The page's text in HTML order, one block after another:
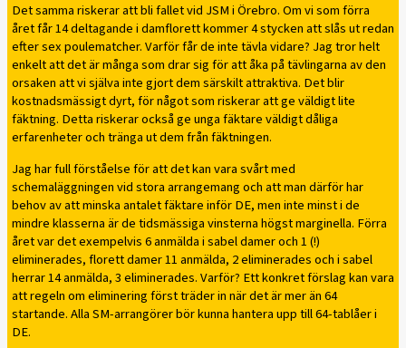
Det samma riskerar att bli fallet vid JSM i Örebro. Om vi som förra
året får 14 deltagande i damflorett kommer 4 stycken att slås ut redan
efter sex poulematcher. Varför får de inte tävla vidare? Jag tror helt
enkelt att det är många som drar sig för att åka på tävlingarna av den
orsaken att vi själva inte gjort dem särskilt attraktiva. Det blir
kostnadsmässigt dyrt, för något som riskerar att ge väldigt lite
fäktning. Detta riskerar också ge unga fäktare väldigt dåliga
erfarenheter och tränga ut dem från fäktningen.
Jag har full förståelse för att det kan vara svårt med
schemaläggningen vid stora arrangemang och att man därför har
behov av att minska antalet fäktare inför DE, men inte minst i de
mindre klasserna är de tidsmässiga vinsterna högst marginella. Förra
året var det exempelvis 6 anmälda i sabel damer och 1 (!)
eliminerades, florett damer 11 anmälda, 2 eliminerades och i sabel
herrar 14 anmälda, 3 eliminerades. Varför? Ett konkret förslag kan vara
att regeln om eliminering först träder in när det är mer än 64
startande. Alla SM-arrangörer bör kunna hantera upp till 64-tablåer i
DE.